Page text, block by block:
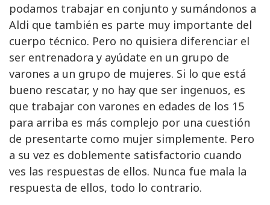
podamos trabajar en conjunto y sumándonos a
Aldi que también es parte muy importante del
cuerpo técnico. Pero no quisiera diferenciar el
ser entrenadora y ayúdate en un grupo de
varones a un grupo de mujeres. Si lo que está
bueno rescatar, y no hay que ser ingenuos, es
que trabajar con varones en edades de los 15
para arriba es más complejo por una cuestión
de presentarte como mujer simplemente. Pero
a su vez es doblemente satisfactorio cuando
ves las respuestas de ellos. Nunca fue mala la
respuesta de ellos, todo lo contrario.